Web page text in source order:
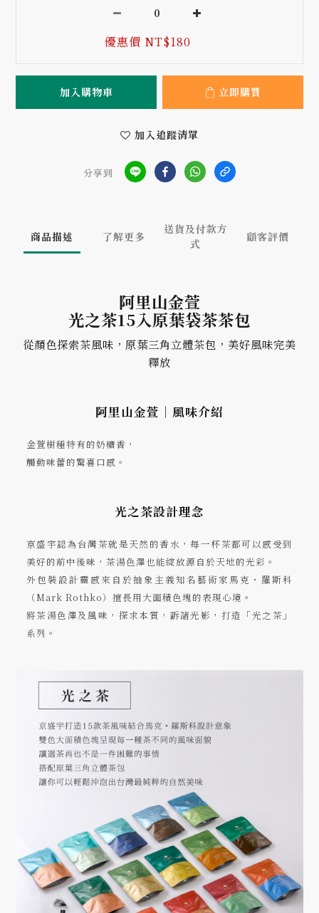
優惠價 NT$180
加入購物車 立即購買
加入追蹤清單
分享到
商品描述 了解更多
送貨及付款方
式
顧客評價
阿里山金萱
光之茶15入原葉袋茶茶包
從顏色探索茶風味，原葉三角立體茶包，美好風味完美
釋放
阿里山金萱｜風味介紹
金萱樹種特有的奶糖香，
觸動味蕾的驚喜口感。
光之茶設計理念
京盛宇認為台灣茶就是天然的香水，每一杯茶都可以感受到
美好的前中後味，茶湯色澤也能綻放源自於天地的光彩。
外包裝設計靈感來自於抽象主義知名藝術家馬克・羅斯科
（Mark Rothko）擅長用大面積色塊的表現心境。
將茶湯色澤及風味，探求本質，訴諸光影，打造「光之茶」
系列。